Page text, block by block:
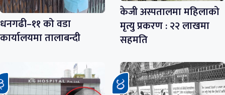
धनगढी–११ को वडा
कार्यालयमा तालाबन्दी
केजी अस्पतालमा महिलाको
मृत्यु प्रकरण : २२ लाखमा
सहमति